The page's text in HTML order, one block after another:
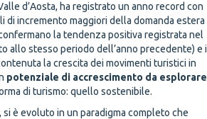
d’Aosta, ha registrato un anno record con
di incremento maggiori della domanda estera
la tendenza positiva registrata nel
allo stesso periodo dell’anno precedente) e
la crescita dei movimenti turistici in
potenziale di accrescimento da esplorare
di turismo: quello sostenibile.
si è evoluto in un paradigma completo che